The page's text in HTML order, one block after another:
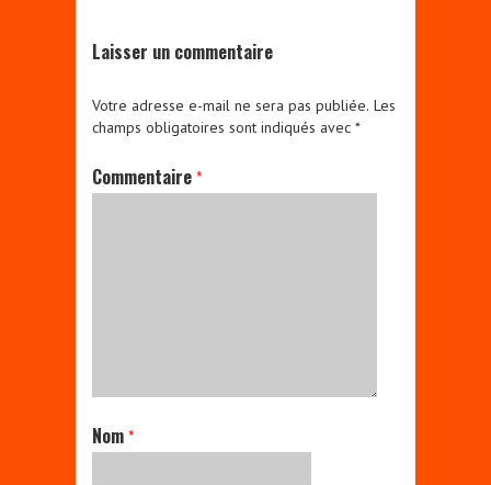
Laisser un commentaire
Votre adresse e-mail ne sera pas publiée. Les
champs obligatoires sont indiqués avec *
Commentaire *
Nom *